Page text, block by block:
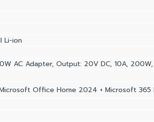
Li-ion
AC Adapter, Output: 20V DC, 10A,
Microsoft Office Home 2024 + Microsoft 365